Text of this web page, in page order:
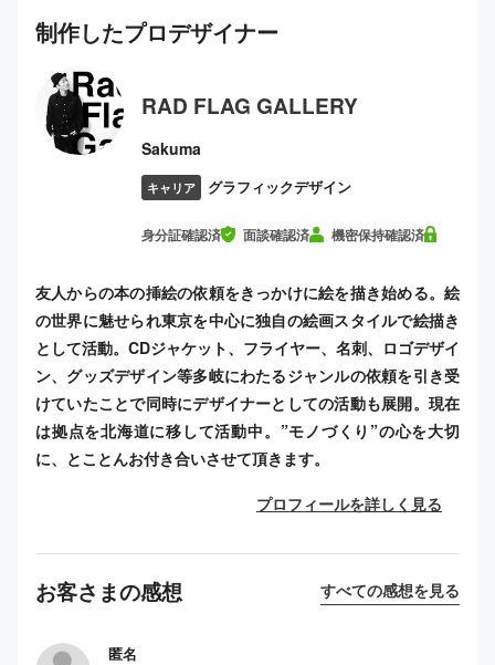
制作したプロデザイナー
RAD FLAG GALLERY
Sakuma
キャリア グラフィックデザイン
身分証確認済 面談確認済 機密保持確認済
友人からの本の挿絵の依頼をきっかけに絵を描き始める。絵
の世界に魅せられ東京を中心に独自の絵画スタイルで絵描き
として活動。CDジャケット、フライヤー、名刺、ロゴデザイ
ン、グッズデザイン等多岐にわたるジャンルの依頼を引き受
けていたことで同時にデザイナーとしての活動も展開。現在
は拠点を北海道に移して活動中。”モノづくり”の心を大切
に、とことんお付き合いさせて頂きます。
プロフィールを詳しく見る
お客さまの感想 すべての感想を見る
匿名